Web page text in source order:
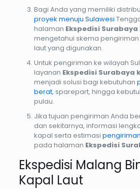
Bagi Anda yang memiliki
proyek menuju Sulawesi
halaman Ekspedisi Surabaya
mengetahui skema
laut yang digunakan.
Untuk pengiriman ke wilayah
layanan Ekspedisi Surabaya
menjadi solusi bagi kebutuhan
berat, sparepart, hingga
pulau.
Jika tujuan pengiriman Anda
dan sekitarnya, informasi
kapal serta estimasi
pada halaman Ekspedisi
Ekspedisi Malang
Kapal Laut